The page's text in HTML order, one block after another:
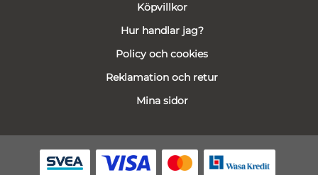
Köpvillkor
Hur handlar jag?
Policy och cookies
Reklamation och retur
Mina sidor